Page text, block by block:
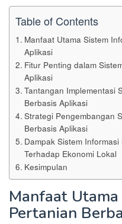
Table of Contents
Manfaat Utama Sistem
Aplikasi
Fitur Penting dalam
Aplikasi
Tantangan Implementasi
Berbasis Aplikasi
Strategi Pengembangan
Berbasis Aplikasi
Dampak Sistem
Terhadap Ekonomi Lokal
Kesimpulan
Manfaat
Pertanian